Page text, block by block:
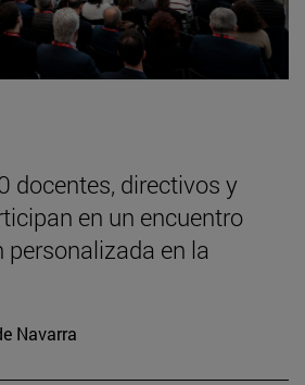
docentes, directivos y
en un encuentro
personalizada en la
Navarra